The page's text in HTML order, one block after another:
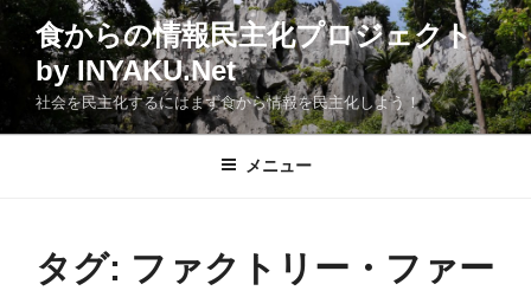
コ
食からの情報民主化プロジェクト
by INYAKU.Net
社会を民主化するにはまず食から情報を民主化しよう！
メニュー
タグ: ファクトリー・ファー